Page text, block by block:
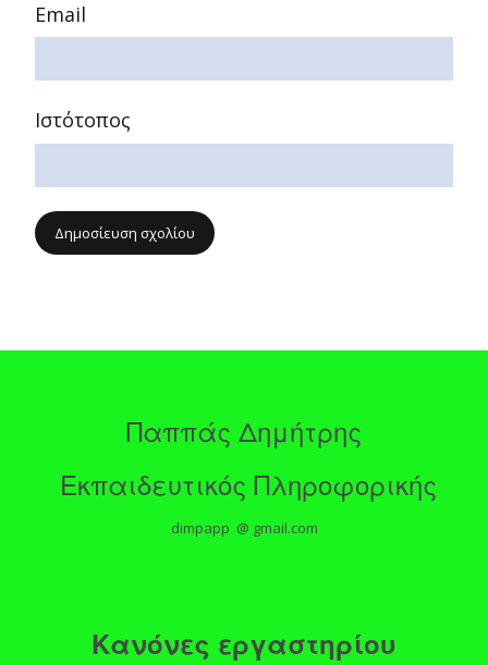
Email
Ιστότοπος
Παππάς Δημήτρης
Εκπαιδευτικός Πληροφορικής
dimpapp @ gmail.com
Κανόνες εργαστηρίου